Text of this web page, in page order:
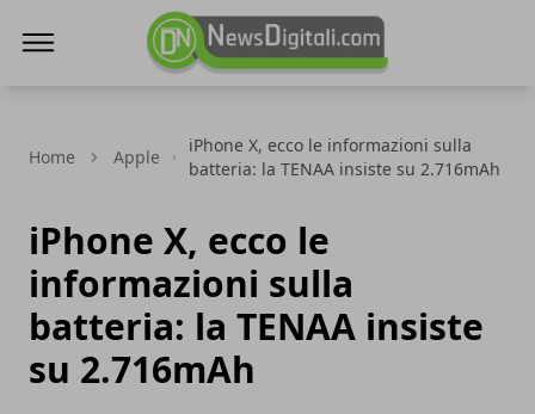
Home Apple
iPhone X, ecco le informazioni sulla
batteria: la TENAA insiste su 2.716mAh
iPhone X, ecco le
informazioni sulla
batteria: la TENAA insiste
su 2.716mAh